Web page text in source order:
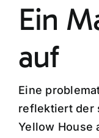
Ein
auf
Eine
reflektiert der
Yellow House